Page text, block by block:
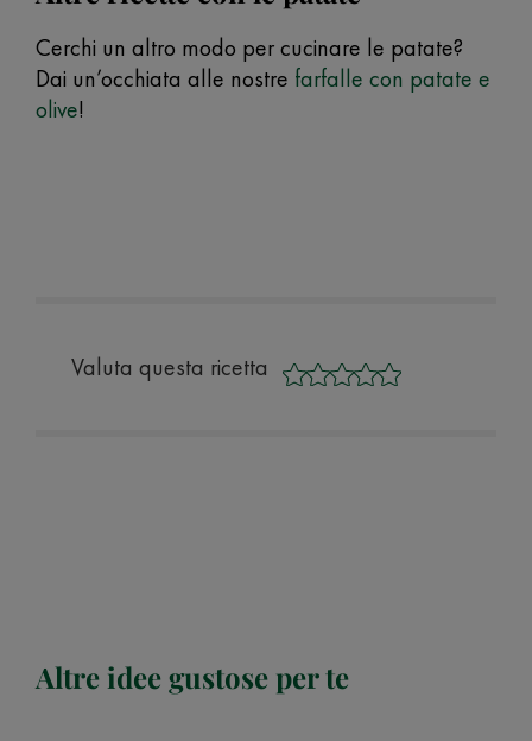
Cerchi un altro modo per cucinare le patate?
Dai un’occhiata alle nostre farfalle con patate e
olive!
Valuta questa ricetta
Altre idee gustose per te